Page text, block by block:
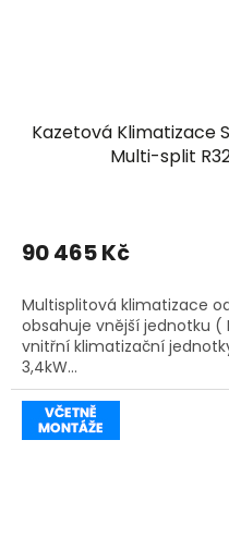
Kazetová Klimatizace
Multi-split
90 465 Kč
Multisplitová klimatizace
obsahuje vnější jednotku (
vnitřní klimatizační
3,4kW...